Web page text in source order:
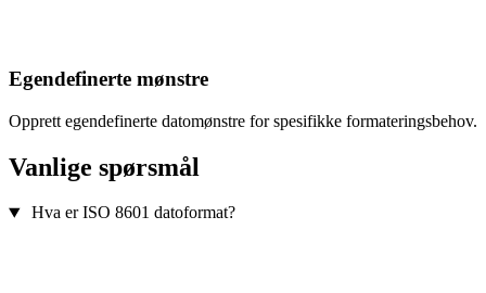
Egendefinerte mønstre
Opprett egendefinerte datomønstre for spesifikke formateringsbehov.
Vanlige spørsmål
Hva er ISO 8601 datoformat?